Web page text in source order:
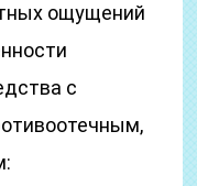
ощущений
с